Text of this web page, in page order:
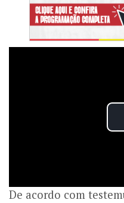
De acordo com